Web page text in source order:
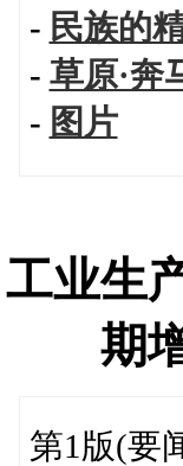
- 民族的
- 草原·奔
- 图片
工业生
期
第1版(要